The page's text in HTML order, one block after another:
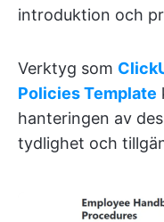
introduktion och
Verktyg som
Policies Template
hanteringen av
tydlighet och